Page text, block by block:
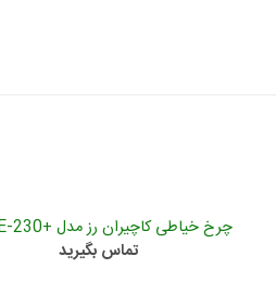
چرخ خیاطی کاچیران رز مدل +ROZE-230
تماس بگیرید